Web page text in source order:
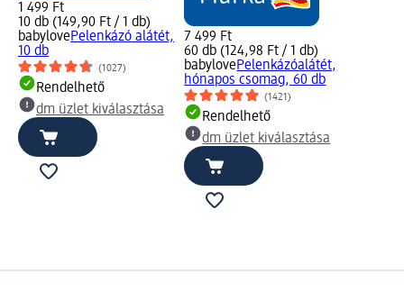
1 499 Ft
10 db (149,90 Ft / 1 db)
babylovePelenkázó alátét,
10 db
(1027)
Rendelhető
dm üzlet kiválasztása
7 499 Ft
60 db (124,98 Ft / 1 db)
babylovePelenkázóalátét,
hónapos csomag, 60 db
(1421)
Rendelhető
dm üzlet kiválasztása